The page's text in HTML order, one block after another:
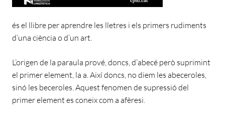
és el llibre per aprendre les lletres i els primers rudiments
d’una ciència o d’un art.
L’origen de la paraula prové, doncs, d’abecé però suprimint
el primer element, la a. Així doncs, no diem les abeceroles,
sinó les beceroles. Aquest fenomen de supressió del
primer element es coneix com a afèresi.